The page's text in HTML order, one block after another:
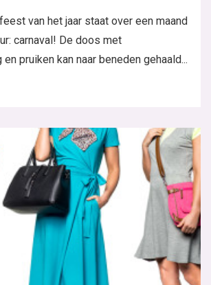
van het jaar staat over een maand
carnaval! De doos met
pruiken kan naar beneden gehaald...